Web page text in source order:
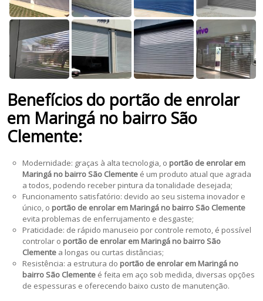
Benefícios do portão de enrolar
em Maringá no bairro São
Clemente:
Modernidade: graças à alta tecnologia, o portão de enrolar em
Maringá no bairro São Clemente é um produto atual que agrada
a todos, podendo receber pintura da tonalidade desejada;
Funcionamento satisfatório: devido ao seu sistema inovador e
único, o portão de enrolar em Maringá no bairro São Clemente
evita problemas de enferrujamento e desgaste;
Praticidade: de rápido manuseio por controle remoto, é possível
controlar o portão de enrolar em Maringá no bairro São
Clemente a longas ou curtas distâncias;
Resistência: a estrutura do portão de enrolar em Maringá no
bairro São Clemente é feita em aço sob medida, diversas opções
de espessuras e oferecendo baixo custo de manutenção.